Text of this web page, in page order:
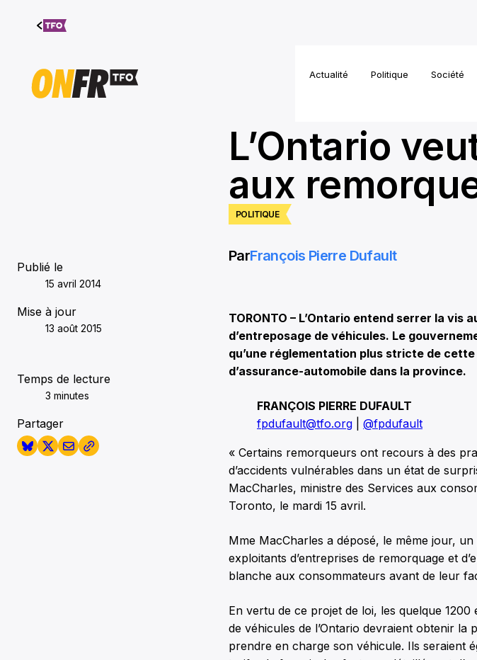
Aller au
contenu
Actualité Politique Société
POLITIQUE
L’Ontario
aux
Publié le
15 avril 2014
Mise à jour
13 août 2015
Temps de lecture
3 minutes
Partager
ParFrançois Pierre Dufault
TORONTO – L’Ontario entend serrer la vis
d’entreposage de véhicules. Le
qu’une réglementation plus stricte de
d’assurance-automobile dans la province.
FRANÇOIS PIERRE DUFAULT
fpdufault@tfo.org
@fpdufault
« Certains remorqueurs ont recours à des
d’accidents vulnérables dans un état de
MacCharles, ministre des Services aux
Toronto, le mardi 15 avril.
Mme MacCharles a déposé, le même jour,
exploitants d’entreprises de remorquage et
blanche aux consommateurs avant de leur
En vertu de ce projet de loi, les quelque
de véhicules de l’Ontario devraient obtenir la
prendre en charge son véhicule. Ils seraient